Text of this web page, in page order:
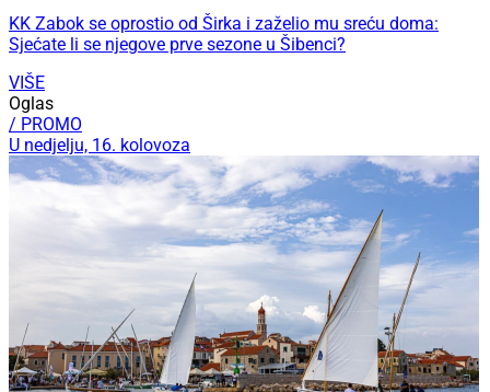
KK Zabok se oprostio od Širka i zaželio mu sreću doma:
Sjećate li se njegove prve sezone u Šibenci?
VIŠE
Oglas
/ PROMO
U nedjelju, 16. kolovoza